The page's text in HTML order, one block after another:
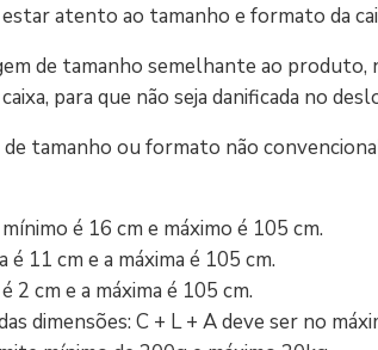
atento ao tamanho e formato da
de tamanho semelhante ao
para que não seja danificada no
de tamanho ou formato não
é 16 cm e máximo é 105 cm.
11 cm e a máxima é 105 cm.
2 cm e a máxima é 105 cm.
dimensões: C + L + A deve ser no